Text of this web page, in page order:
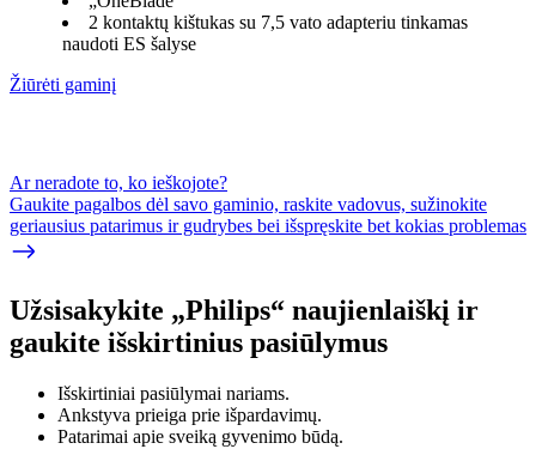
2 kontaktų kištukas su 7,5 vato adapteriu tinkamas
naudoti ES šalyse
Žiūrėti gaminį
Ar neradote to, ko ieškojote?
Gaukite pagalbos dėl savo gaminio, raskite vadovus, sužinokite
geriausius patarimus ir gudrybes bei išspręskite bet kokias problemas
Užsisakykite „Philips“ naujienlaiškį ir
gaukite išskirtinius pasiūlymus
Išskirtiniai pasiūlymai nariams.
Ankstyva prieiga prie išpardavimų.
Patarimai apie sveiką gyvenimo būdą.